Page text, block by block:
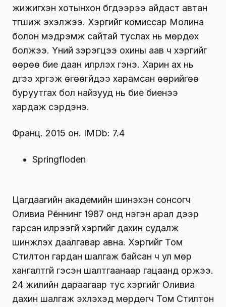
жижигхэн хотынхон бүгдээрээ айдаст автан
түгшиж эхэлжээ. Хэргийг комиссар Молина
болон мэдрэмж сайтай туслах нь мөрдөх
болжээ. Үүний зэрэгцээ охины аав ч хэргийг
өөрөө бие даан илрүүлэх гэнэ. Харин ах нь
дүүгээ хүргэж өгөөгүйдээ харамсан өөрийгөө
буруутгах бол найзууд нь бие биенээ
хардаж сэрдэнэ.
Франц. 2015 он. IMDb: 7.4
Springfloden
Цагдаагийн академийн шинэхэн сонсогч
Оливиа Рённинг 1987 онд нэгэн арал дээр
гарсан илрээгүй хэргийг дахин судалж
шинжлэх даалгавар авна. Хэргийг Том
Стилтон гардан шалгаж байсан ч ул мөр
хангалтгүй гэсэн шалтгаанаар гацаанд оржээ.
24 жилийн дараагаар тус хэргийг Оливиа
дахин шалгаж эхлэхэд мөрдөгч Том Стилтон